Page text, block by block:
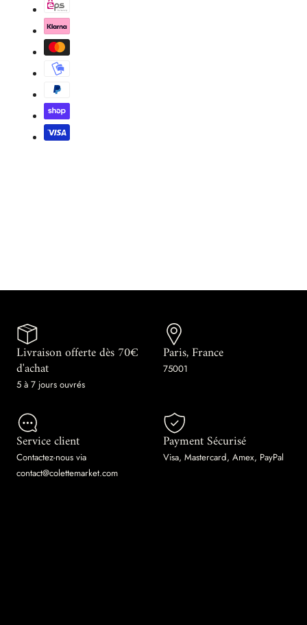
Livraison offerte dès 70€
d'achat
5 à 7 jours ouvrés
Paris, France
75001
Service client
Contactez-nous via
contact@colettemarket.com
Payment Sécurisé
Visa, Mastercard, Amex, PayPal